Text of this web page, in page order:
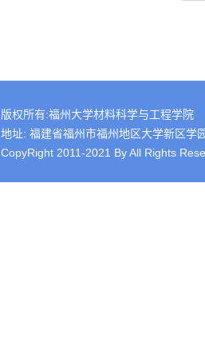
版权所有:福州大学材料科学与工程学院
地址: 福建省福州市福州地区大学新区
CopyRight 2011-2021 By All Rights